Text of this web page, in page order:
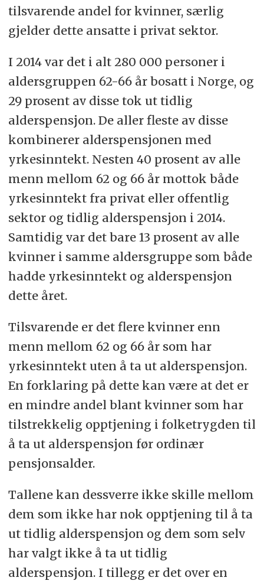
tilsvarende andel for kvinner, særlig
gjelder dette ansatte i privat sektor.
I 2014 var det i alt 280 000 personer i
aldersgruppen 62-66 år bosatt i Norge, og
29 prosent av disse tok ut tidlig
alderspensjon. De aller fleste av disse
kombinerer alderspensjonen med
yrkesinntekt. Nesten 40 prosent av alle
menn mellom 62 og 66 år mottok både
yrkesinntekt fra privat eller offentlig
sektor og tidlig alderspensjon i 2014.
Samtidig var det bare 13 prosent av alle
kvinner i samme aldersgruppe som både
hadde yrkesinntekt og alderspensjon
dette året.
Tilsvarende er det flere kvinner enn
menn mellom 62 og 66 år som har
yrkesinntekt uten å ta ut alderspensjon.
En forklaring på dette kan være at det er
en mindre andel blant kvinner som har
tilstrekkelig opptjening i folketrygden til
å ta ut alderspensjon før ordinær
pensjonsalder.
Tallene kan dessverre ikke skille mellom
dem som ikke har nok opptjening til å ta
ut tidlig alderspensjon og dem som selv
har valgt ikke å ta ut tidlig
alderspensjon. I tillegg er det over en